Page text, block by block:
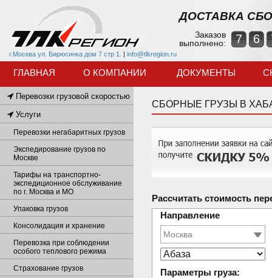
г.Москва ул. Бирюсинка дом 7 стр 1. | info@tlkregion.ru
ДОСТАВКА
Заказов
выполнено:
7 6
ГЛАВНАЯ О КОМПАНИИ ДОКУМЕНТЫ
СБОРНЫЕ ГРУЗЫ В
Рассчитать стоимость
Направление
Параметры груза:
Перевозки грузовой скоростью
Услуги
Перевозки негабаритных грузов
Экспедирование грузов по
Москве
Тарифы на транспортно-
экспедиционное обслуживание
по г. Москва и МО
Упаковка грузов
Консолидация и хранение
Перевозка при соблюдении
особого теплового режима
Страхование грузов